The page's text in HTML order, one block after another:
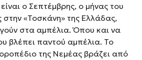
ο Σεπτέμβρης, ο μήνας του
«Τοσκάνη» της Ελλάδας,
στα αμπέλια. Όπου και να
βλέπει παντού αμπέλια. Το
της Νεμέας βράζει από